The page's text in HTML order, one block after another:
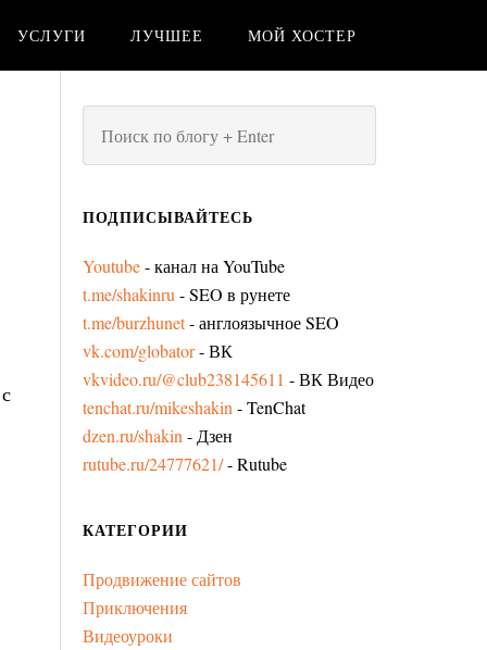
УСЛУГИ ЛУЧШЕЕ МОЙ ХОСТЕР
ПОДПИСЫВАЙТЕСЬ
Youtube- канал на YouTube
t.me/shakinru - SEO в рунете
t.me/burzhunet- англоязычное SEO
vk.com/globator- ВК
vkvideo.ru/@club238145611 - ВК Видео
tenchat.ru/mikeshakin - TenChat
dzen.ru/shakin - Дзен
rutube.ru/24777621/- Rutube
КАТЕГОРИИ
Продвижение сайтов
Приключения
Видеоуроки